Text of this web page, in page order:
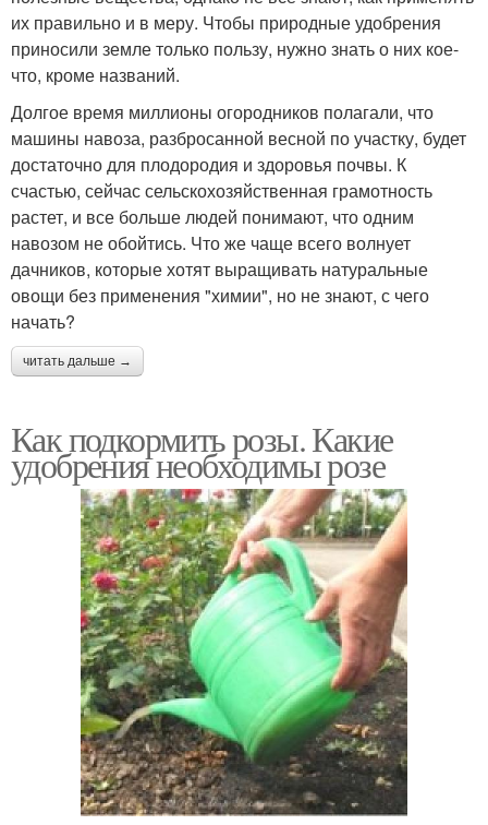
их правильно и в меру. Чтобы природные удобрения
приносили земле только пользу, нужно знать о них кое-
что, кроме названий.
Долгое время миллионы огородников полагали, что
машины навоза, разбросанной весной по участку, будет
достаточно для плодородия и здоровья почвы. К
счастью, сейчас сельскохозяйственная грамотность
растет, и все больше людей понимают, что одним
навозом не обойтись. Что же чаще всего волнует
дачников, которые хотят выращивать натуральные
овощи без применения "химии", но не знают, с чего
начать?
читать дальше →
Как подкормить розы. Какие
удобрения необходимы розе